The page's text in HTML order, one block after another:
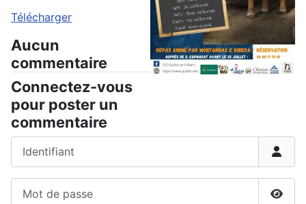
Télécharger
Aucun
commentaire
Connectez-vous
pour poster un
commentaire